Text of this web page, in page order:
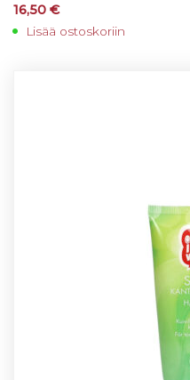
16,50 €
Lisää ostoskoriin